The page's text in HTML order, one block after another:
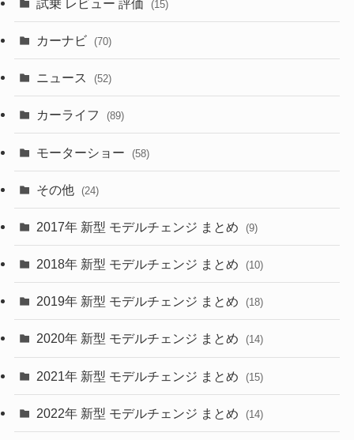
(253)
(50)
(43)
(6)
(9)
(30)
(27)
(58)
(28)
(27)
(26)
(10)
(35)
(10)
(9)
(7)
試乗 レビュー 評価 (15)
カーナビ (70)
ニュース (52)
カーライフ (89)
モーターショー (58)
その他 (24)
2017年 新型 モデルチェンジ まとめ (9)
2018年 新型 モデルチェンジ まとめ (10)
2019年 新型 モデルチェンジ まとめ (18)
2020年 新型 モデルチェンジ まとめ (14)
2021年 新型 モデルチェンジ まとめ (15)
2022年 新型 モデルチェンジ まとめ (14)